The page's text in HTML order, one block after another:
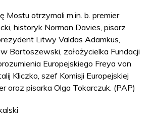
Mostu otrzymali m.in. b. premier
historyk Norman Davies, pisarz
Litwy Valdas Adamkus,
Bartoszewski, założycielka Fundacji
Europejskiego Freya von
Kliczko, szef Komisji Europejskiej
oraz pisarka Olga Tokarczuk. (PAP)